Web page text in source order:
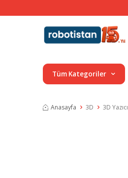
Tüm Kategoriler
Anasayfa 3D 3D Yazıcı